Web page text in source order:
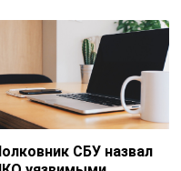
СБУ назвал